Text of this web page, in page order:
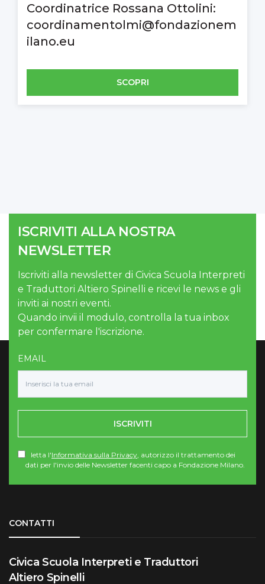
Coordinatrice Rossana Ottolini:
coordinamentolmi@fondazionem
ilano.eu
SCOPRI
ISCRIVITI ALLA NOSTRA
NEWSLETTER
Iscriviti alla newsletter di Civica Scuola Interpreti
e Traduttori Altiero Spinelli e ricevi le news e gli
inviti ai nostri eventi.
Quando invii il modulo, controlla la tua inbox
per confermare l'iscrizione.
EMAIL
ISCRIVITI
letta l'Informativa sulla Privacy, autorizzo il trattamento dei
dati per l'invio delle Newsletter facenti capo a Fondazione Milano.
CONTATTI
Civica Scuola Interpreti e Traduttori
Altiero Spinelli